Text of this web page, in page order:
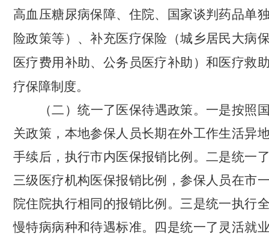
高血压糖尿病保障、住院、国家谈判药品单
险政策等）、补充医疗保险（城乡居民大病
医疗费用补助、公务员医疗补助）和医疗救
疗保障制度。
（二）统一了医保待遇政策。 一是按照
关政策，本地参保人员长期在外工作生活异
手续后，执行市内医保报销比例。二是统一
三级医疗机构医保报销比例，参保人员在市
院住院执行相同的报销比例。三是统一执行
慢特病病种和待遇标准。四是统一了灵活就